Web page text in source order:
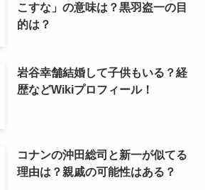
こすな」の意味は？黒羽盗一の目
的は？
岩谷幸舗結婚して子供もいる？経
歴などWikiプロフィール！
コナンの沖田総司と新一が似てる
理由は？親戚の可能性はある？